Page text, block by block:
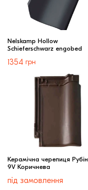
Nelskamp Hollow
Schieferschwarz engobed
1354 грн
Керамічна черепиця Рубін
9V Коричнева
під замовлення